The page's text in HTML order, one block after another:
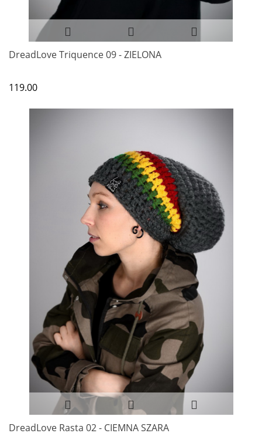
DreadLove Triquence 09 - ZIELONA
119.00
DreadLove Rasta 02 - CIEMNA SZARA